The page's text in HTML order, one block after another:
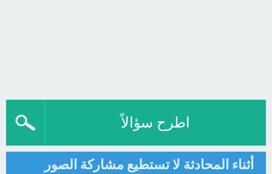
اطرح سؤالاً
أثناء المحادثة لا تستطيع مشاركة الصور